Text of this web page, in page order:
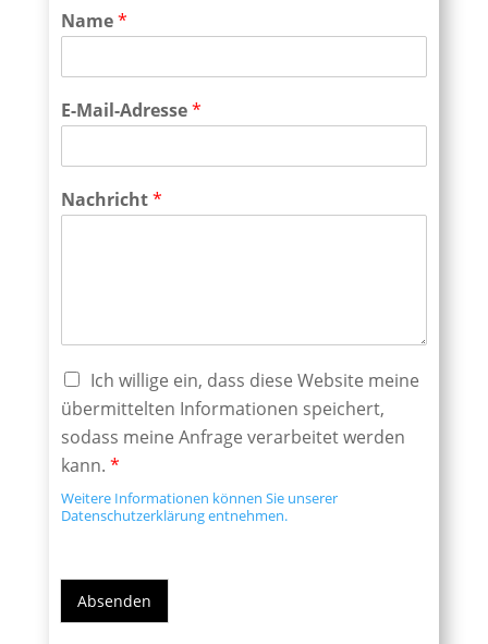
Name*
E-Mail-Adresse*
Nachricht*
Ich willige ein, dass diese Website meine
übermittelten Informationen speichert,
sodass meine Anfrage verarbeitet werden
kann. *
Weitere Informationen können Sie unserer
Datenschutzerklärung entnehmen.
Absenden